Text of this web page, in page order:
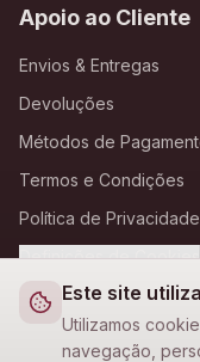
Este site
Utilizamos
navegação,
Apoio ao Cliente
Envios & Entregas
Devoluções
Métodos de
Termos e Condições
Política de Privacidade
Definições de Cookies
A Loja Nova